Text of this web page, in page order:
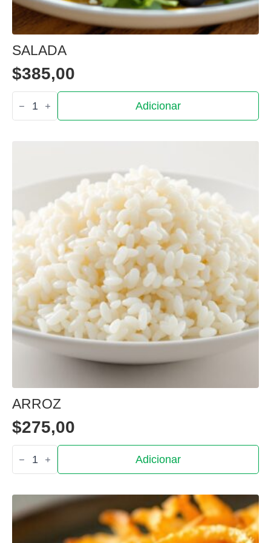
SALADA
$385,00
Quantidade
de
Salada
Adicionar
ARROZ
$275,00
Quantidade
de
Arroz
Adicionar